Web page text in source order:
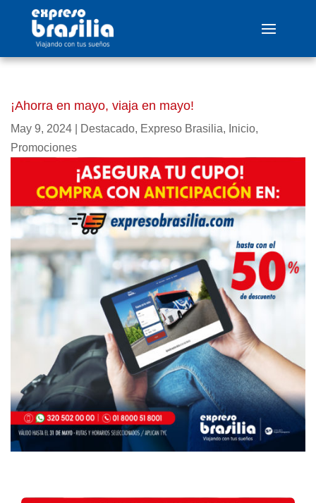
¡Ahorra en mayo, viaja en mayo!
May 9, 2024 Destacado, Expreso Brasilia, Inicio,
Promociones